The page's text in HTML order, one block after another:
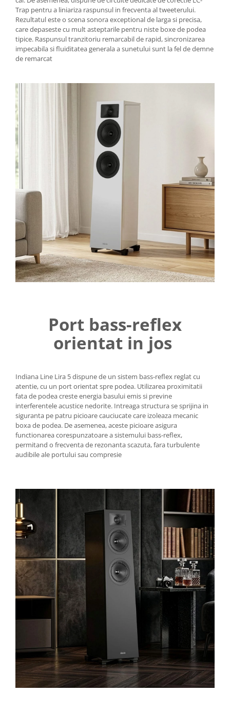
Trap pentru a liniariza raspunsul in frecventa al tweeterului.
Rezultatul este o scena sonora exceptional de larga si precisa,
care depaseste cu mult asteptarile pentru niste boxe de podea
tipice. Raspunsul tranzitoriu remarcabil de rapid, sincronizarea
impecabila si fluiditatea generala a sunetului sunt la fel de demne
de remarcat
Port bass-reflex
orientat in jos
Indiana Line Lira 5 dispune de un sistem bass-reflex reglat cu
atentie, cu un port orientat spre podea. Utilizarea proximitatii
fata de podea creste energia basului emis si previne
interferentele acustice nedorite. Intreaga structura se sprijina in
siguranta pe patru picioare cauciucate care izoleaza mecanic
boxa de podea. De asemenea, aceste picioare asigura
functionarea corespunzatoare a sistemului bass-reflex,
permitand o frecventa de rezonanta scazuta, fara turbulente
audibile ale portului sau compresie